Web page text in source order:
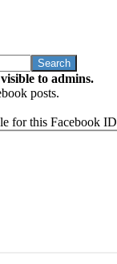
to admins.
posts.
for this Facebook ID